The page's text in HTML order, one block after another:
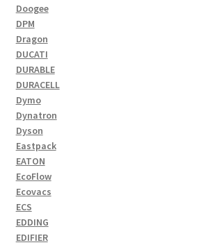
Doogee
DPM
Dragon
DUCATI
DURABLE
DURACELL
Dymo
Dynatron
Dyson
Eastpack
EATON
EcoFlow
Ecovacs
ECS
EDDING
EDIFIER